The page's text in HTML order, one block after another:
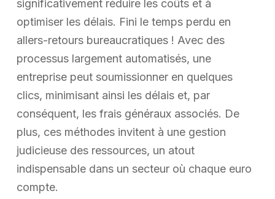
significativement réduire les coûts et à
optimiser les délais. Fini le temps perdu en
allers-retours bureaucratiques ! Avec des
processus largement automatisés, une
entreprise peut soumissionner en quelques
clics, minimisant ainsi les délais et, par
conséquent, les frais généraux associés. De
plus, ces méthodes invitent à une gestion
judicieuse des ressources, un atout
indispensable dans un secteur où chaque euro
compte.